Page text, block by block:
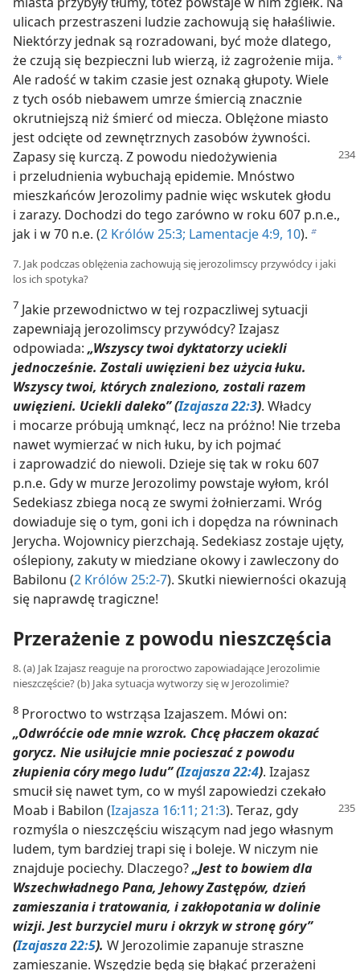
ulicach przestraszeni ludzie zachowują się hałaśliwie.
Niektórzy jednak są rozradowani, być może dlatego,
że czują się bezpieczni lub wierzą, iż zagrożenie mija. a
Ale radość w takim czasie jest oznaką głupoty. Wiele
z tych osób niebawem umrze śmiercią znacznie
okrutniejszą niż śmierć od miecza. Oblężone miasto
jest odcięte od zewnętrznych zasobów żywności.
Zapasy się kurczą. Z powodu niedożywienia
i przeludnienia wybuchają epidemie. Mnóstwo
mieszkańców Jerozolimy padnie więc wskutek głodu
i zarazy. Dochodzi do tego zarówno w roku 607 p.n.e.,
jak i w 70 n.e. (2 Królów 25:3; Lamentacje 4:9, 10). b
7. Jak podczas oblężenia zachowują się jerozolimscy przywódcy i jaki
los ich spotyka?
7 Jakie przewodnictwo w tej rozpaczliwej sytuacji
zapewniają jerozolimscy przywódcy? Izajasz
odpowiada: „Wszyscy twoi dyktatorzy uciekli
jednocześnie. Zostali uwięzieni bez użycia łuku.
Wszyscy twoi, których znaleziono, zostali razem
uwięzieni. Uciekli daleko” (Izajasza 22:3). Władcy
i mocarze próbują umknąć, lecz na próżno! Nie trzeba
nawet wymierzać w nich łuku, by ich pojmać
i zaprowadzić do niewoli. Dzieje się tak w roku 607
p.n.e. Gdy w murze Jerozolimy powstaje wyłom, król
Sedekiasz zbiega nocą ze swymi żołnierzami. Wróg
dowiaduje się o tym, goni ich i dopędza na równinach
Jerycha. Wojownicy pierzchają. Sedekiasz zostaje ujęty,
oślepiony, zakuty w miedziane okowy i zawleczony do
Babilonu (2 Królów 25:2-7). Skutki niewierności okazują
się naprawdę tragiczne!
Przerażenie z powodu nieszczęścia
8. (a) Jak Izajasz reaguje na proroctwo zapowiadające Jerozolimie
nieszczęście? (b) Jaka sytuacja wytworzy się w Jerozolimie?
8 Proroctwo to wstrząsa Izajaszem. Mówi on:
„Odwróćcie ode mnie wzrok. Chcę płaczem okazać
gorycz. Nie usiłujcie mnie pocieszać z powodu
złupienia córy mego ludu” (Izajasza 22:4). Izajasz
smucił się nawet tym, co w myśl zapowiedzi czekało
Moab i Babilon (Izajasza 16:11; 21:3). Teraz, gdy
rozmyśla o nieszczęściu wiszącym nad jego własnym
ludem, tym bardziej trapi się i boleje. W niczym nie
znajduje pociechy. Dlaczego?„Jest to bowiem dla
Wszechwładnego Pana, Jehowy Zastępów, dzień
zamieszania i tratowania, i zakłopotania w dolinie
wizji. Jest burzyciel muru i okrzyk w stronę góry”
(Izajasza 22:5). W Jerozolimie zapanuje straszne
zamieszanie. Wszędzie będą się błąkać przerażeni